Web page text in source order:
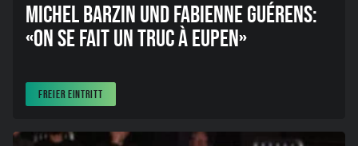
MICHEL BARZIN UND FABIENNE GUÉRENS:
«ON SE FAIT UN TRUC À EUPEN»
FREIER EINTRITT